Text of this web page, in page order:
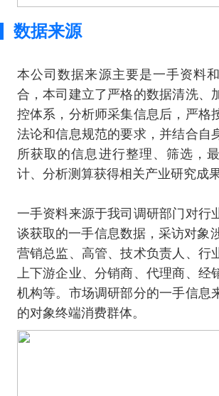
数据来源
本公司数据来源主要是一手资料
合，本司建立了严格的数据清洗、
控体系，分析师采集信息后，严格
法论和信息规范的要求，并结合自
所获取的信息进行整理、筛选，
计、分析测算获得相关产业研究成果
一手资料来源于我司调研部门对行
谈获取的一手信息数据，采访对象
营销总监、高管、技术负责人、行
上下游企业、分销商、代理商、经
机构等。市场调研部分的一手信息
的对象终端消费群体。